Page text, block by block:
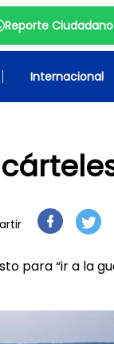
Reporte Ciudadano
Internacional
para “ir a la